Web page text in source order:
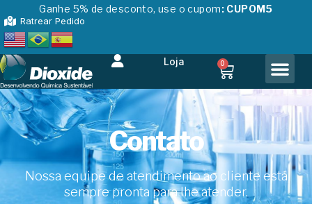
Ganhe 5% de desconto, use o cupom: CUPOM5
Ratrear Pedido
Loja 0
Contato
Nossa equipe de atendimento ao cliente está
sempre pronta para lhe atender.